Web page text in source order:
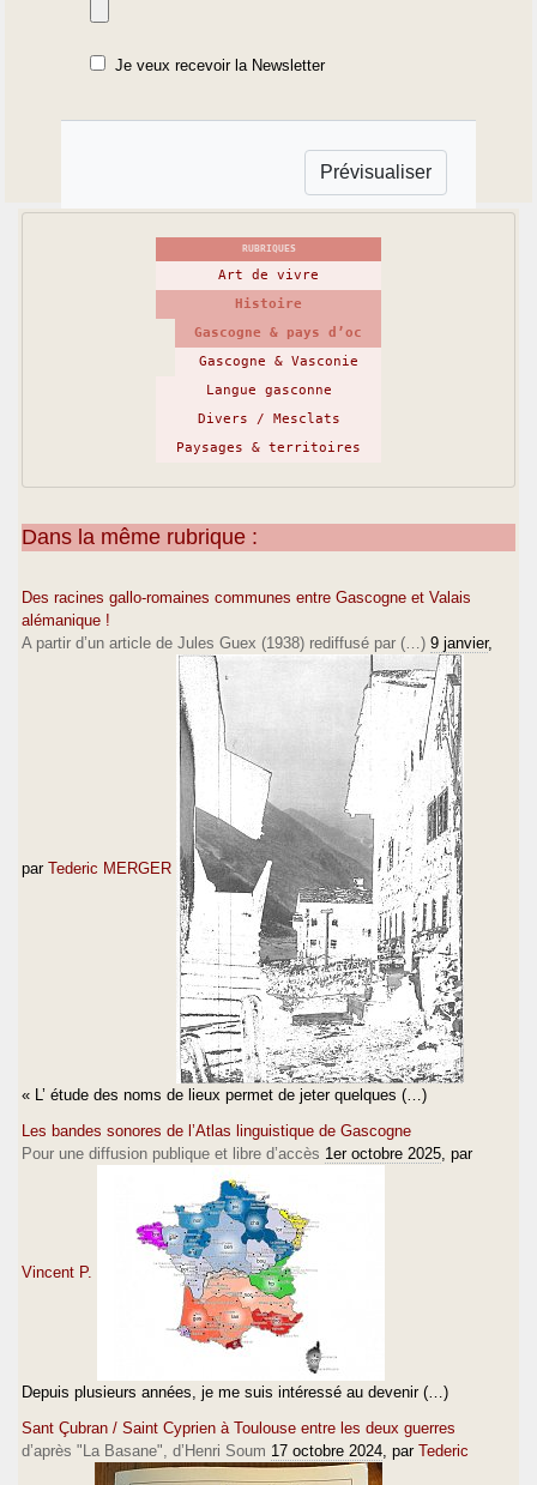
Je veux recevoir la Newsletter
RUBRIQUES
Art de vivre
Histoire
Gascogne & pays d’oc
Gascogne & Vasconie
Langue gasconne
Divers / Mesclats
Paysages & territoires
Dans la même rubrique :
Des racines gallo-romaines communes entre Gascogne et Valais
alémanique !
A partir d’un article de Jules Guex (1938) rediffusé par (…) 9 janvier,
par Tederic MERGER
« L’ étude des noms de lieux permet de jeter quelques (…)
Les bandes sonores de l’Atlas linguistique de Gascogne
Pour une diffusion publique et libre d’accès 1er octobre 2025 , par
Vincent P.
Depuis plusieurs années, je me suis intéressé au devenir (…)
Sant Çubran / Saint Cyprien à Toulouse entre les deux guerres
d’après "La Basane", d’Henri Soum 17 octobre 2024 , par Tederic